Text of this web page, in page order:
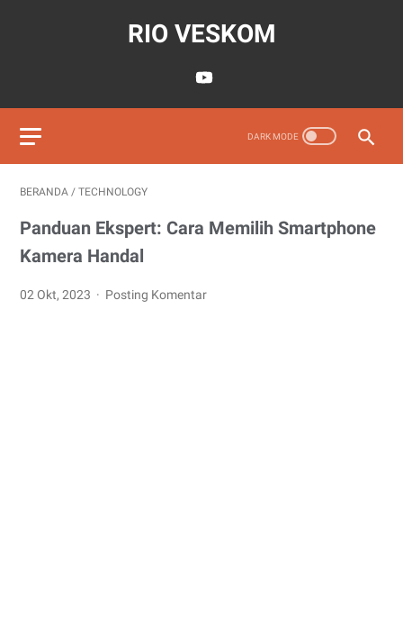
RIO VESKOM
BERANDA / TECHNOLOGY
Panduan Ekspert: Cara Memilih Smartphone
Kamera Handal
02 Okt, 2023 Posting Komentar